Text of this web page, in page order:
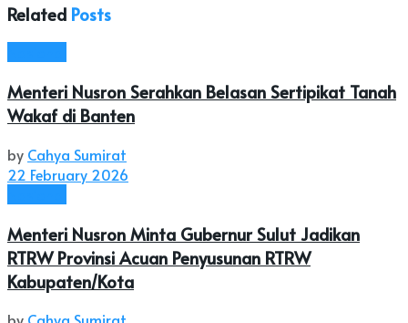
Related Posts
Menteri Nusron Serahkan Belasan Sertipikat Tanah
Wakaf di Banten
by Cahya Sumirat
22 February 2026
Menteri Nusron Minta Gubernur Sulut Jadikan
RTRW Provinsi Acuan Penyusunan RTRW
Kabupaten/Kota